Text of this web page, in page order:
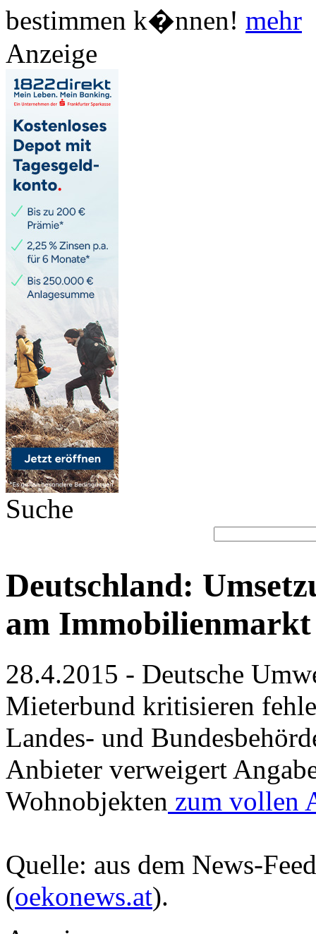
bestimmen k�nnen! mehr
Anzeige
Suche
Deutschland:
am
28.4.2015 - Deutsche
Mieterbund kritisieren
Landes- und
Anbieter verweigert
Wohnobjekten zum vollen
Quelle: aus dem News-
(oekonews.at).